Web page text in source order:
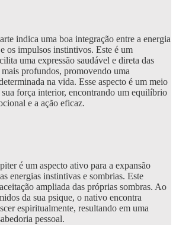
indica uma boa integração entre a energia
os impulsos instintivos. Este é um
uma expressão saudável e direta das
mais profundos, promovendo uma
na vida. Esse aspecto é um meio
força interior, encontrando um equilíbrio
e a ação eficaz.
é um aspecto ativo para a expansão
energias instintivas e sombrias. Este
ampliada das próprias sombras. Ao
da sua psique, o nativo encontra
espiritualmente, resultando em uma
pessoal.